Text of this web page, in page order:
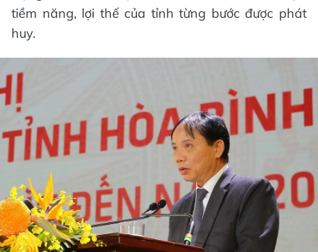
tiềm năng, lợi thế của tỉnh từng bước được phát
huy.